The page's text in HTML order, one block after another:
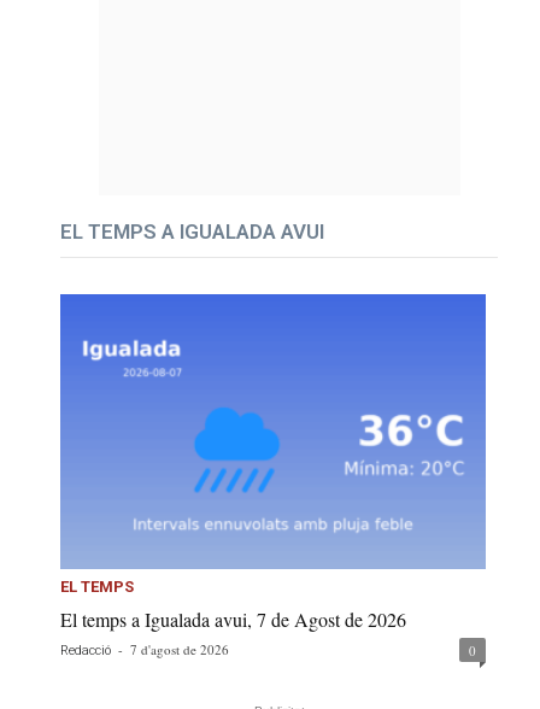
EL TEMPS A IGUALADA AVUI
EL TEMPS
El temps a Igualada avui, 7 de Agost de 2026
Redacció - 7 d'agost de 2026 0